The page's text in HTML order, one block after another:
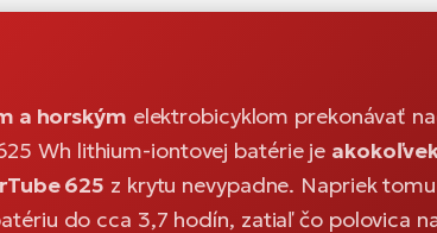
a horským elektrobicyklom prekonávať
Wh lithium-iontovej batérie je
625 z krytu nevypadne. Napriek
do cca 3,7 hodín, zatiaľ čo polovica